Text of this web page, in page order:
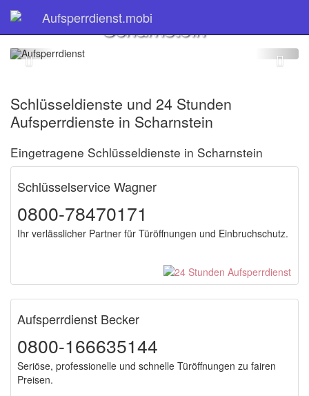
Aufsperrdienst.mobi
Schlüsseldienst
Scharnstein
Schlüsseldienste und 24 Stunden
Aufsperrdienste in Scharnstein
Eingetragene Schlüsseldienste in Scharnstein
Schlüsselservice Wagner
0800-78470171
Ihr verlässlicher Partner für Türöffnungen und Einbruchschutz.
Aufsperrdienst Becker
0800-166635144
Seriöse, professionelle und schnelle Türöffnungen zu fairen
Preisen.